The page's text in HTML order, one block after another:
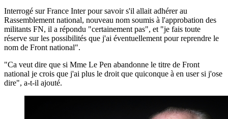
Interrogé sur France Inter pour savoir s'il allait adhérer au
Rassemblement national, nouveau nom soumis à l'approbation des
militants FN, il a répondu "certainement pas", et "je fais toute
réserve sur les possibilités que j'ai éventuellement pour reprendre le
nom de Front national".
"Ca veut dire que si Mme Le Pen abandonne le titre de Front
national je crois que j'ai plus le droit que quiconque à en user si j'ose
dire", a-t-il ajouté.